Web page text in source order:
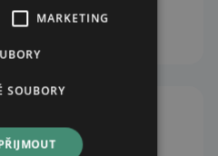
MARKETING
SOUBORY